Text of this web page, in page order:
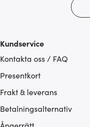
Kundservice
Kontakta oss / FAQ
Presentkort
Frakt & leverans
Betalningsalternativ